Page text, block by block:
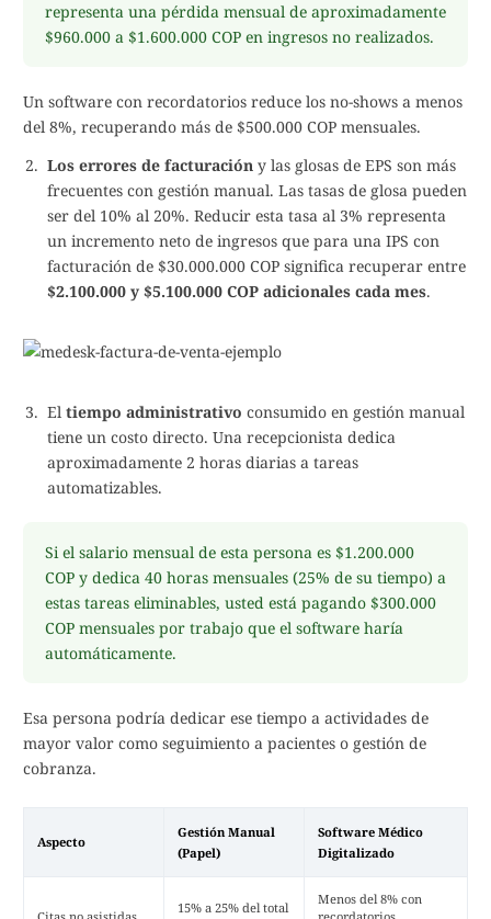
representa una pérdida mensual de aproximadamente
$960.000 a $1.600.000 COP en ingresos no realizados.
Un software con recordatorios reduce los no-shows a menos
del 8%, recuperando más de $500.000 COP mensuales.
Los errores de facturación y las glosas de EPS son más
frecuentes con gestión manual. Las tasas de glosa pueden
ser del 10% al 20%. Reducir esta tasa al 3% representa
un incremento neto de ingresos que para una IPS con
facturación de $30.000.000 COP significa recuperar entre
$2.100.000 y $5.100.000 COP adicionales cada mes.
El tiempo administrativo consumido en gestión manual
tiene un costo directo. Una recepcionista dedica
aproximadamente 2 horas diarias a tareas
automatizables.
Si el salario mensual de esta persona es $1.200.000
COP y dedica 40 horas mensuales (25% de su tiempo) a
estas tareas eliminables, usted está pagando $300.000
COP mensuales por trabajo que el software haría
automáticamente.
Esa persona podría dedicar ese tiempo a actividades de
mayor valor como seguimiento a pacientes o gestión de
cobranza.
Aspecto
Gestión Manual
(Papel)
Software Médico
Digitalizado
15% a 25% del total
Menos del 8% con